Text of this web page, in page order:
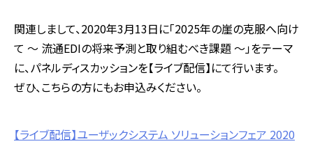
関連しまして、2020年3月13日に「2025年の崖の克服へ向け
て ～ 流通EDIの将来予測と取り組むべき課題 ～」をテーマ
に、パネルディスカッションを【ライブ配信】にて行います。
ぜひ、こちらの方にもお申込みください。
【ライブ配信】ユーザックシステム ソリューションフェア 2020